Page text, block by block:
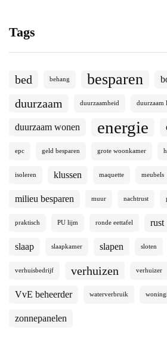
Tags
bed behang besparen
duurzaam duurzaamheid duurzaam
duurzaam wonen energie
epc geld besparen grote woonkamer
isoleren klussen maquette meubels
milieu besparen muur nachtrust
praktisch PU lijm ronde eettafel rust
slaap slaapkamer slapen sloten
verhuisbedrijf verhuizen verhuizer
VvE beheerder waterverbruik
zonnepanelen